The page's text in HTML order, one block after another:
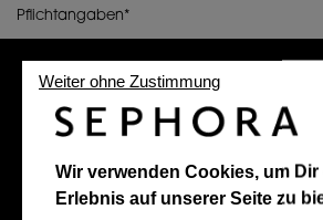
Wann möchtest du sie
versenden?
Wir verwenden Cookies, um
Erlebnis auf unserer Seite zu
Weiter ohne Zustimmung